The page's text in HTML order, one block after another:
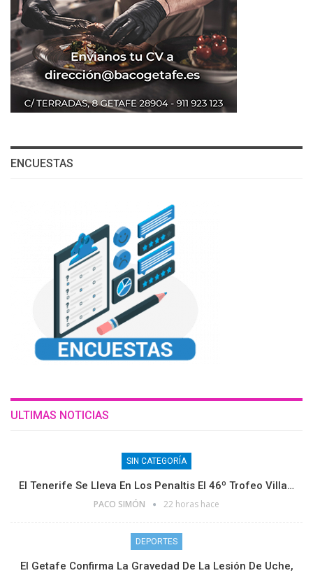
ENCUESTAS
ULTIMAS NOTICIAS
SIN CATEGORÍA
El Tenerife Se Lleva En Los Penaltis El 46º Trofeo Villa…
PACO SIMÓN 22 horas hace
DEPORTES
El Getafe Confirma La Gravedad De La Lesión De Uche,